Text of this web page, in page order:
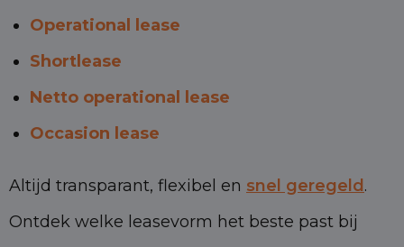
Operational lease
Shortlease
Netto operational lease
Occasion lease
Altijd transparant, flexibel en snel geregeld .
Ontdek welke leasevorm het beste past bij